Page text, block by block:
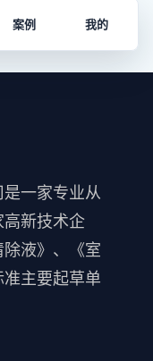
案例 我的
一家专业从
新技术企
液》、《室
主要起草单